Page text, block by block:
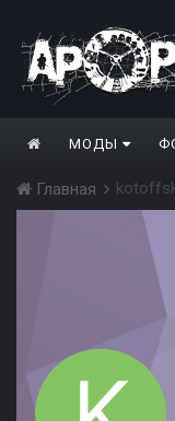
МОДЫ
Главная